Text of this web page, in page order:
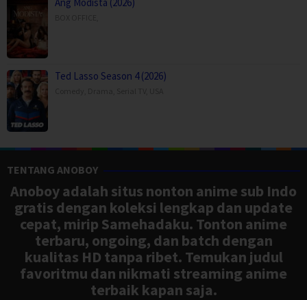
Ted Lasso Season 4 (2026)
TENTANG ANOBOY
Anoboy adalah situs nonton anime sub Indo
gratis dengan koleksi lengkap dan update
cepat, mirip Samehadaku. Tonton anime
terbaru, ongoing, dan batch dengan
kualitas HD tanpa ribet. Temukan judul
favoritmu dan nikmati streaming anime
terbaik kapan saja.